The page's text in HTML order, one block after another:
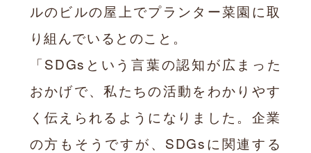
ルのビルの屋上でプランター菜園に取
り組んでいるとのこと。
「SDGsという言葉の認知が広まった
おかげで、私たちの活動をわかりやす
く伝えられるようになりました。企業
の方もそうですが、SDGsに関連する